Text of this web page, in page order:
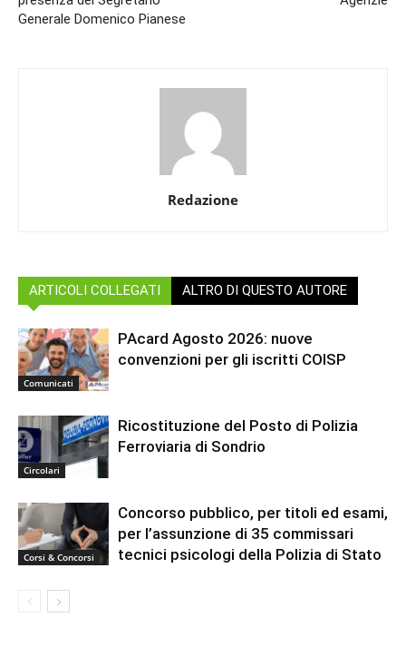
Generale Domenico Pianese
Redazione
ARTICOLI COLLEGATI ALTRO DI QUESTO AUTORE
Comunicati
PAcard Agosto 2026: nuove
convenzioni per gli iscritti COISP
Circolari
Ricostituzione del Posto di Polizia
Ferroviaria di Sondrio
Corsi & Concorsi
Concorso pubblico, per titoli ed esami,
per l’assunzione di 35 commissari
tecnici psicologi della Polizia di Stato